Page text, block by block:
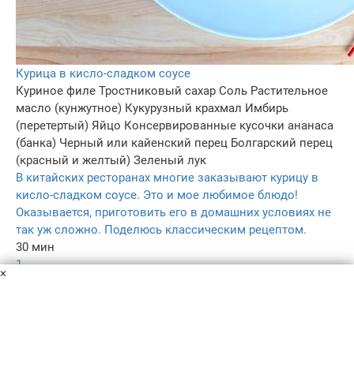
Курица в кисло-сладком соусе
Куриное филе Тростниковый сахар Соль Растительное
масло (кунжутное) Кукурузный крахмал Имбирь
(перетертый) Яйцо Консервированные кусочки ананаса
(банка) Черный или кайенский перец Болгарский перец
(красный и желтый) Зеленый лук
В китайских ресторанах многие заказывают курицу в
кисло-сладком соусе. Это и мое любимое блюдо!
Оказывается, приготовить его в домашних условиях не
так уж сложно. Поделюсь классическим рецептом.
30 мин
1
×